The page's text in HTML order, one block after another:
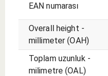
EAN numarası
Overall height -
millimeter (OAH)
Toplam uzunluk -
milimetre (OAL)